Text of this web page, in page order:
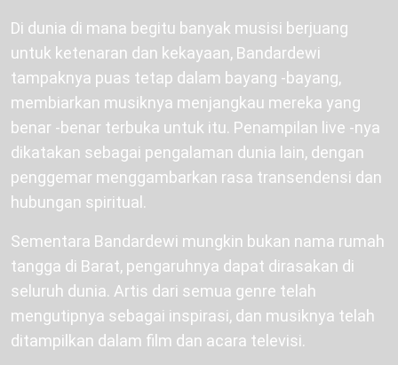
Di dunia di mana begitu banyak musisi berjuang
untuk ketenaran dan kekayaan, Bandardewi
tampaknya puas tetap dalam bayang -bayang,
membiarkan musiknya menjangkau mereka yang
benar -benar terbuka untuk itu. Penampilan live -nya
dikatakan sebagai pengalaman dunia lain, dengan
penggemar menggambarkan rasa transendensi dan
hubungan spiritual.
Sementara Bandardewi mungkin bukan nama rumah
tangga di Barat, pengaruhnya dapat dirasakan di
seluruh dunia. Artis dari semua genre telah
mengutipnya sebagai inspirasi, dan musiknya telah
ditampilkan dalam film dan acara televisi.